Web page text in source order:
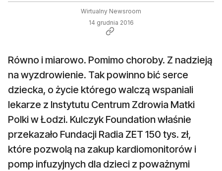
Wirtualny Newsroom
14 grudnia 2016
Równo i miarowo. Pomimo choroby. Z nadzieją
na wyzdrowienie. Tak powinno bić serce
dziecka, o życie którego walczą wspaniali
lekarze z Instytutu Centrum Zdrowia Matki
Polki w Łodzi. Kulczyk Foundation właśnie
przekazało Fundacji Radia ZET 150 tys. zł,
które pozwolą na zakup kardiomonitorów i
pomp infuzyjnych dla dzieci z poważnymi